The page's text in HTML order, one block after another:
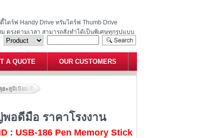
ดร์ฟ Handy Drive ทรัมไดร์ฟ Thumb Drive
ตรงตามเวลา สามารถสั่งทำได้เป็นพิเศษทุกรูปแบบ
A QUOTE OUR CUSTOMERS
ะลูมิเนียม สีเงินล้วน ด้ามใหญ่พอดีมือ ราคาโรงงาน
อดีมือ ราคาโรงงาน
: USB-186 Pen Memory Stick